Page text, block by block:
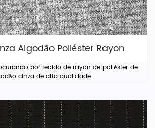
Algodão Poliéster Rayon
por tecido de rayon de poliéster de
cinza de alta qualidade